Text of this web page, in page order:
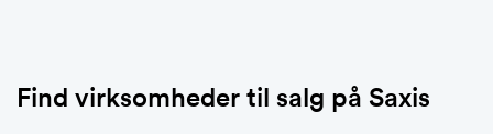
Find virksomheder til salg på Saxis